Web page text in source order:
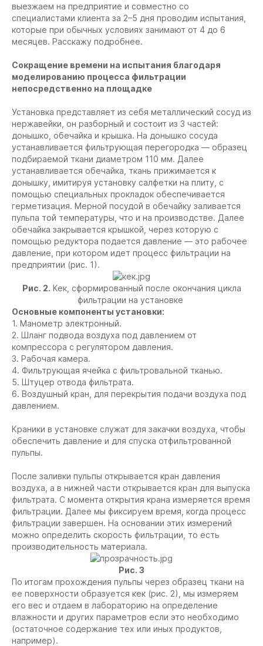
выезжаем на предприятие и совместно со
специалистами клиента за 2–5 дня проводим испытания,
которые при обычных условиях занимают от 4 до 6
месяцев. Расскажу подробнее.
Сокращение времени на испытания благодаря
моделированию процесса фильтрации
непосредственно на площадке
Установка представляет из себя металлический сосуд из
нержавейки, он разборный и состоит из 3 частей:
донышко, обечайка и крышка. На донышко сосуда
устанавливается фильтрующая перегородка — образец
подбираемой ткани диаметром 110 мм. Далее
устанавливается обечайка, ткань прижимается к
донышку, имитируя установку салфетки на плиту, с
помощью специальных прокладок обеспечивается
герметизация. Мерной посудой в обечайку заливается
пульпа той температуры, что и на производстве. Далее
обечайка закрывается крышкой, через которую с
помощью редуктора подается давление — это рабочее
давление, при котором идет процесс фильтрации на
предприятии (рис. 1).
Рис. 2. Кек, сформированный после окончания цикла
фильтрации на установке
Основные компоненты установки:
1. Манометр электронный.
2. Шланг подвода воздуха под давлением от
компрессора с регулятором давления.
3. Рабочая камера.
4. Фильтрующая ячейка с фильтровальной тканью.
5. Штуцер отвода фильтрата.
6. Воздушный кран, для перекрытия подачи воздуха под
давлением.
Краники в установке служат для закачки воздуха, чтобы
обеспечить давление и для спуска отфильтрованной
пульпы.
После заливки пульпы открывается кран давления
воздуха, а в нижней части открывается кран для выпуска
фильтрата. С момента открытия крана измеряется время
фильтрации. Далее мы фиксируем время, когда процесс
фильтрации завершен. На основании этих измерений
можно определить скорость фильтрации, то есть
производительность материала.
Рис. 3
По итогам прохождения пульпы через образец ткани на
ее поверхности образуется кек (рис. 2), мы измеряем
его вес и отдаем в лабораторию на определение
влажности и других параметров если это необходимо
(остаточное содержание тех или иных продуктов,
например).